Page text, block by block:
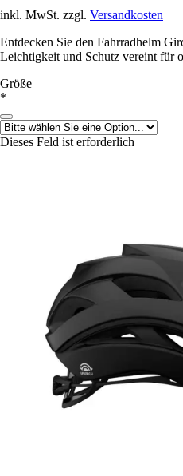
inkl. MwSt. zzgl. Versandkosten
Entdecken Sie den Fahrradhelm
Leichtigkeit und Schutz vereint für
Größe
*
Dieses Feld ist erforderlich